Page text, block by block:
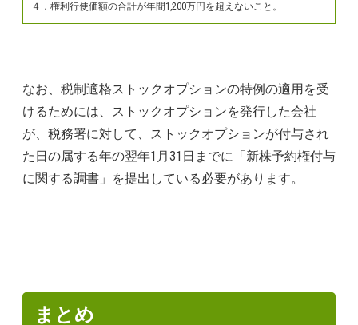
４．権利行使価額の合計が年間1,200万円を超えないこと。
なお、税制適格ストックオプションの特例の適用を受
けるためには、ストックオプションを発行した会社
が、税務署に対して、ストックオプションが付与され
た日の属する年の翌年1月31日までに「新株予約権付与
に関する調書」を提出している必要があります。
まとめ